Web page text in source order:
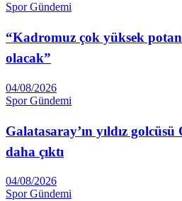
Spor Gündemi
“Kadromuz çok yüksek
olacak”
04/08/2026
Spor Gündemi
Galatasaray’ın yıldız
daha çıktı
04/08/2026
Spor Gündemi